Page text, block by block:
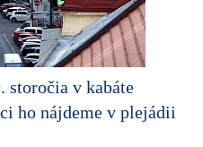
storočia v kabáte
ho nájdeme v plejádii